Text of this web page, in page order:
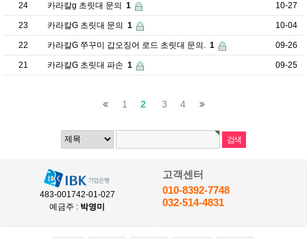
24 카라칼g 초릿대 문의 1 10-27
23 카라칼G 초릿대 문의 1 10-04
22 카라칼G 쭈꾸미 갑오징어 로드 초릿대 문의. 1 09-26
21 카라칼G 초릿대 파손 1 09-25
1 2 3 4
483-001742-01-027
예금주 : 박영미
고객센터
010-8392-7748
032-514-4831